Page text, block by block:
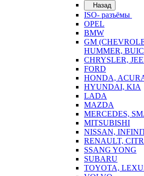
Назад
ISO- разъёмы
OPEL
BMW
GM
HUMMER,
CHRYSLER,
FORD
HONDA,
HYUNDAI, KIA
LADA
MAZDA
MERCEDES,
MITSUBISHI
NISSAN,
RENAULT,
SSANG YONG
SUBARU
TOYOTA,